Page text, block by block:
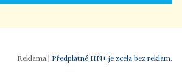
Předplatné HN+ je zcela bez reklam.